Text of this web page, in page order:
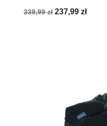
Cena
339,99 zł Cena
237,99 zł